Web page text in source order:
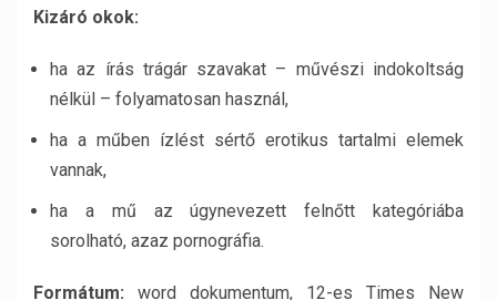
Kizáró okok:
ha az írás trágár szavakat – művészi indokoltság
nélkül – folyamatosan használ,
ha a műben ízlést sértő erotikus tartalmi elemek
vannak,
ha a mű az úgynevezett felnőtt kategóriába
sorolható, azaz pornográfia.
Formátum: word dokumentum, 12-es Times New